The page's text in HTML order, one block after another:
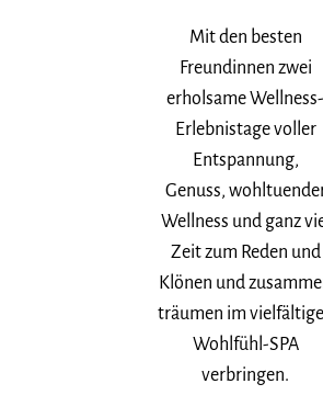
Mit den besten
Freundinnen zwei
erholsame Wellness-
Erlebnistage voller
Entspannung,
Genuss,
Wellness und ganz
Zeit zum Reden und
Klönen und
träumen im
Wohlfühl-SPA
verbringen.